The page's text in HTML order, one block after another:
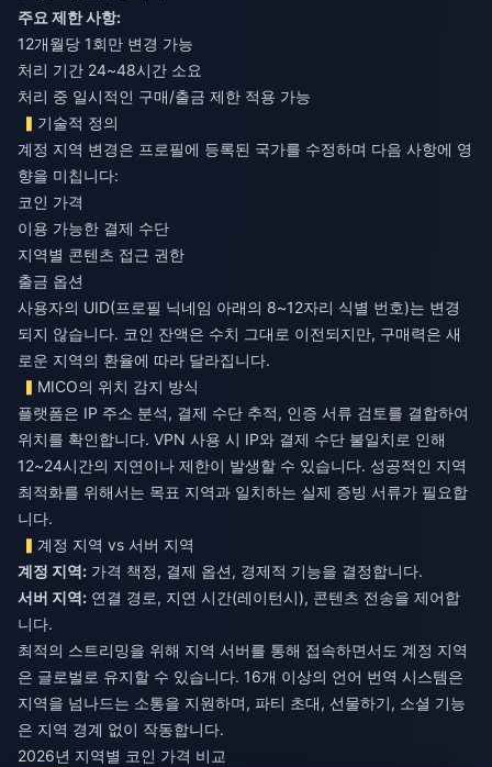
주요 제한 사항:
12개월당 1회만 변경 가능
처리 기간 24~48시간 소요
처리 중 일시적인 구매/출금 제한 적용 가능
기술적 정의
계정 지역 변경은 프로필에 등록된 국가를 수정하며 다음 사항에 영
향을 미칩니다:
코인 가격
이용 가능한 결제 수단
지역별 콘텐츠 접근 권한
출금 옵션
사용자의 UID(프로필 닉네임 아래의 8~12자리 식별 번호)는 변경
되지 않습니다. 코인 잔액은 수치 그대로 이전되지만, 구매력은 새
로운 지역의 환율에 따라 달라집니다.
MICO의 위치 감지 방식
플랫폼은 IP 주소 분석, 결제 수단 추적, 인증 서류 검토를 결합하여
위치를 확인합니다. VPN 사용 시 IP와 결제 수단 불일치로 인해
12~24시간의 지연이나 제한이 발생할 수 있습니다. 성공적인 지역
최적화를 위해서는 목표 지역과 일치하는 실제 증빙 서류가 필요합
니다.
계정 지역 vs 서버 지역
계정 지역: 가격 책정, 결제 옵션, 경제적 기능을 결정합니다.
서버 지역: 연결 경로, 지연 시간(레이턴시), 콘텐츠 전송을 제어합
니다.
최적의 스트리밍을 위해 지역 서버를 통해 접속하면서도 계정 지역
은 글로벌로 유지할 수 있습니다. 16개 이상의 언어 번역 시스템은
지역을 넘나드는 소통을 지원하며, 파티 초대, 선물하기, 소셜 기능
은 지역 경계 없이 작동합니다.
2026년 지역별 코인 가격 비교